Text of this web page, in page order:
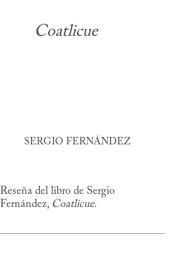
Coatlicue
SERGIO FERNÁNDEZ
Reseña del libro de Sergio
Fernández, Coatlicue.